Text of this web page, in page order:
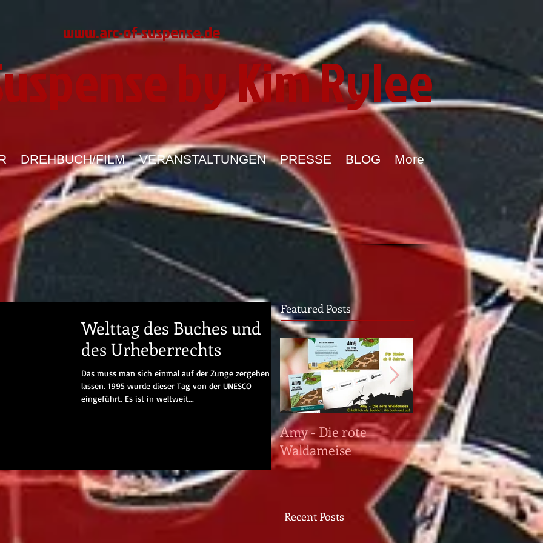
www.arc-of-suspense.de
by Kim Rylee
DREHBUCH/FILM VERANSTALTUNGEN PRESSE BLOG More
Welttag des Buches und
des Urheberrechts
Das muss man sich einmal auf der Zunge zergehen
lassen. 1995 wurde dieser Tag von der UNESCO
eingeführt. Es ist in weltweit...
Featured Posts
Amy - Die rote
Waldameise
PRAEGRESSUS ist da!
Recent Posts